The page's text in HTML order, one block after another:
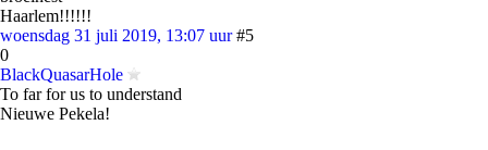
Haarlem!!!!!!
woensdag 31 juli 2019, 13:07 uur #5
0
BlackQuasarHole
To far for us to understand
Nieuwe Pekela!